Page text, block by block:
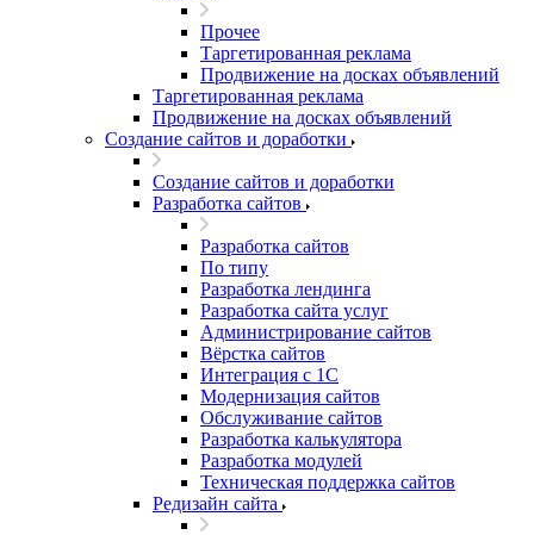
Прочее
Таргетированная реклама
Продвижение на досках объявлений
Таргетированная реклама
Продвижение на досках объявлений
Создание сайтов и доработки
Создание сайтов и доработки
Разработка сайтов
Разработка сайтов
По типу
Разработка лендинга
Разработка сайта услуг
Администрирование сайтов
Вёрстка сайтов
Интеграция с 1С
Модернизация сайтов
Обслуживание сайтов
Разработка калькулятора
Разработка модулей
Техническая поддержка сайтов
Редизайн сайта